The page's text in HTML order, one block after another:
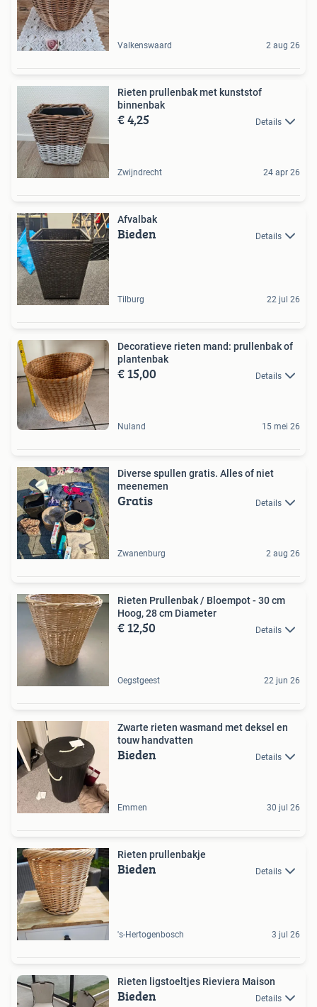
Valkenswaard 2 aug 26
Rieten prullenbak met kunststof
binnenbak
€ 4,25 Details
Zwijndrecht 24 apr 26
Afvalbak
Bieden Details
Tilburg 22 jul 26
Decoratieve rieten mand: prullenbak of
plantenbak
€ 15,00 Details
Nuland 15 mei 26
Diverse spullen gratis. Alles of niet
meenemen
Gratis Details
Zwanenburg 2 aug 26
Rieten Prullenbak / Bloempot - 30 cm
Hoog, 28 cm Diameter
€ 12,50 Details
Oegstgeest 22 jun 26
Zwarte rieten wasmand met deksel en
touw handvatten
Bieden Details
Emmen 30 jul 26
Rieten prullenbakje
Bieden Details
's-Hertogenbosch 3 jul 26
Rieten ligstoeltjes Rieviera Maison
Bieden Details